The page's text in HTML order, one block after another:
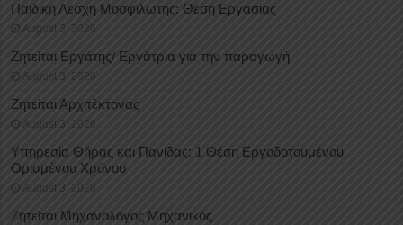
Παιδική Λέσχη Μοσφιλωτής: Θέση Εργασίας
August 3, 2026
Ζητείται Εργάτης/ Εργάτρια για την παραγωγή
August 3, 2026
Ζητείται Αρχιτέκτονας
August 3, 2026
Υπηρεσία Θήρας και Πανίδας: 1 Θέση Eργοδοτουμένου
Oρισμένου Xρόνου
August 3, 2026
Ζητείται Μηχανολόγος Μηχανικός